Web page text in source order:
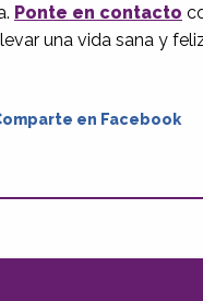
Ponte en contacto
una vida sana y
en Facebook